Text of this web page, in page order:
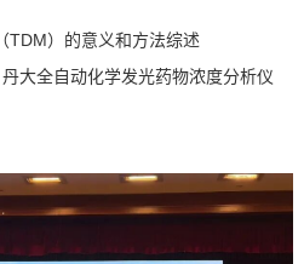
TDM）的意义和方法综述
大全自动化学发光药物浓度分析仪